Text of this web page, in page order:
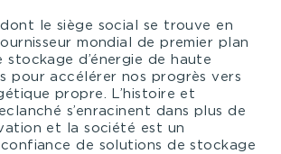
le siège social se trouve en
mondial de premier plan
stockage d’énergie de haute
pour accélérer nos progrès vers
propre. L’histoire et
s’enracinent dans plus de
et la société est un
de solutions de stockage